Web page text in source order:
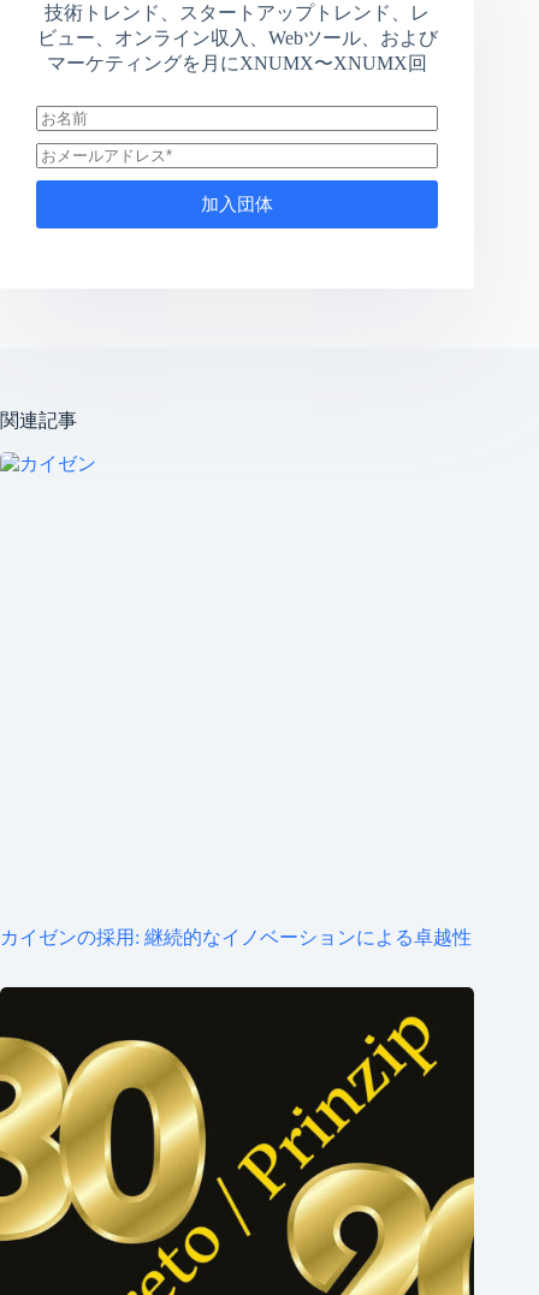
技術トレンド、スタートアップトレンド、レ
ビュー、オンライン収入、Webツール、および
マーケティングを月にXNUMX〜XNUMX回
加入団体
関連記事
カイゼンの採用: 継続的なイノベーションによる卓越性